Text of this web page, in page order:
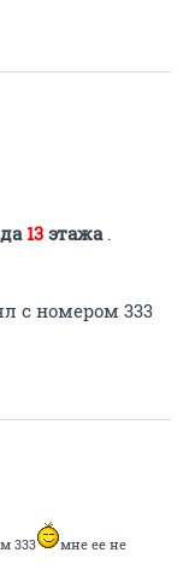
13 этажа.
с номером 333
333
мне ее не